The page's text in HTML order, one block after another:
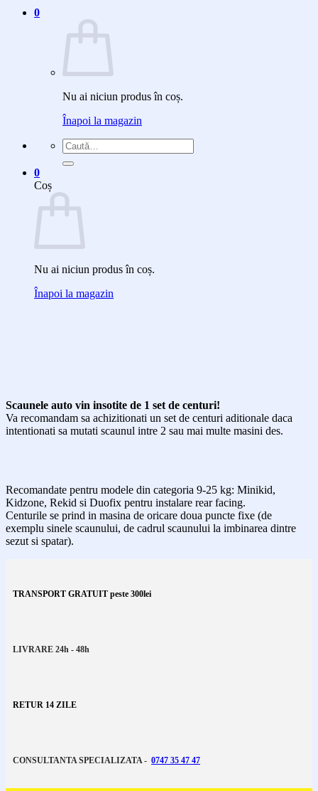
0
Nu ai niciun produs în coș.
Înapoi la magazin
Caută
după:
0
Coș
Nu ai niciun produs în coș.
Înapoi la magazin
Scaunele auto vin insotite de 1 set de centuri!
Va recomandam sa achizitionati un set de centuri aditionale daca
intentionati sa mutati scaunul intre 2 sau mai multe masini des.
Recomandate pentru modele din categoria 9-25 kg: Minikid,
Kidzone, Rekid si Duofix pentru instalare rear facing.
Centurile se prind in masina de oricare doua puncte fixe (de
exemplu sinele scaunului, de cadrul scaunului la imbinarea dintre
sezut si spatar).
TRANSPORT GRATUIT peste 300lei
LIVRARE 24h - 48h
RETUR 14 ZILE
CONSULTANTA SPECIALIZATA - 0747 35 47 47